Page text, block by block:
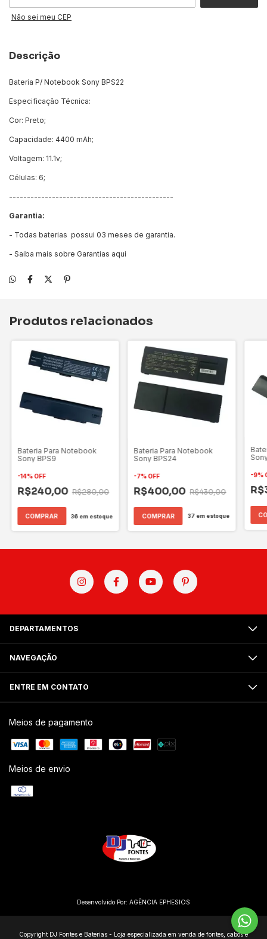
Não sei meu CEP
Descrição
Bateria P/ Notebook Sony BPS22
Especificação Técnica:
Cor: Preto;
Capacidade: 4400 mAh;
Voltagem: 11.1v;
Células: 6;
----------------------------------------------
Garantia:
- Todas baterias possui 03 meses de garantia.
- Saiba mais sobre Garantias aqui
Produtos relacionados
Bateria Para Notebook
Sony BPS9
-14%OFF
R$240,00 R$280,00
36em estoque
Bateria Para Notebook
Sony BPS24
-7%OFF
R$400,00 R$430,00
37em estoque
-9%
DEPARTAMENTOS
NAVEGAÇÃO
ENTRE EM CONTATO
Meios de pagamento
Meios de envio
Desenvolvido Por: AGÊNCIA EPHESIOS
Copyright DJ Fontes e Baterias - Loja especializada em venda de fontes, cabos e